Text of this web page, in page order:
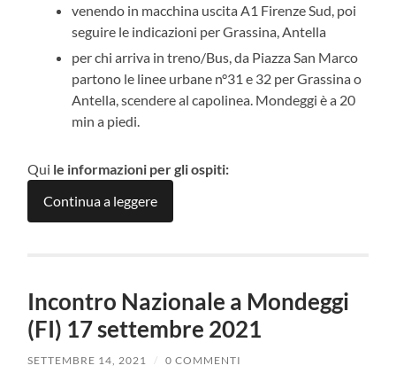
venendo in macchina uscita A1 Firenze Sud, poi
seguire le indicazioni per Grassina, Antella
per chi arriva in treno/Bus, da Piazza San Marco
partono le linee urbane n°31 e 32 per Grassina o
Antella, scendere al capolinea. Mondeggi è a 20
min a piedi.
Qui le informazioni per gli ospiti:
Continua a leggere
Incontro Nazionale a Mondeggi
(FI) 17 settembre 2021
SETTEMBRE 14, 2021 / 0 COMMENTI